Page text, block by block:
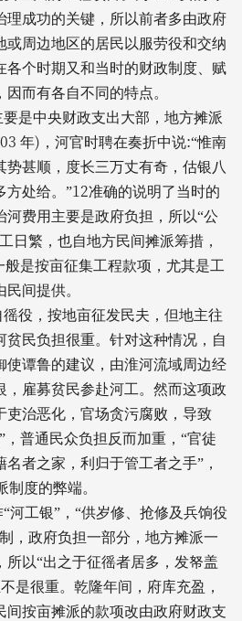
理成功的关键，所以前者多由政府
或周边地区的居民以服劳役和交纳
各个时期又和当时的财政制度、赋
而有各自不同的特点。
是中央财政支出大部，地方摊派
年) ，河官时聘在奏折中说:“惟南
势甚顺，度长三万丈有奇，估银八
方处给。”12准确的说明了当时的
费用主要是政府负担，所以“公
日繁，也自地方民间摊派筹措，
般是按亩征集工程款项，尤其是工
间提供。
役，按地亩征发民夫，但地主往
贫民负担很重。针对这种情况，自
使谭鲁的建议，由淮河流域周边经
，雇募贫民参赴河工。然而这项政
吏治恶化，官场贪污腐败，导致
，普通民众负担反而加重，“官徒
者之家，利归于管工者之手”，
度的弊端。
河工银”，“供岁修、抢修及兵饷役
，政府负担一部分，地方摊派一
以“出之于征徭者居多，发帑盖
是很重。乾隆年间，府库充盈，
间按亩摊派的款项改由政府财政支